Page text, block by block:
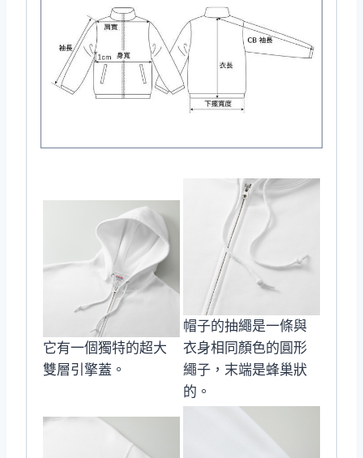
它有一個獨特的超大
雙層引擎蓋。
帽子的抽繩是一條與
衣身相同顏色的圓形
繩子，末端是蜂巢狀
的。